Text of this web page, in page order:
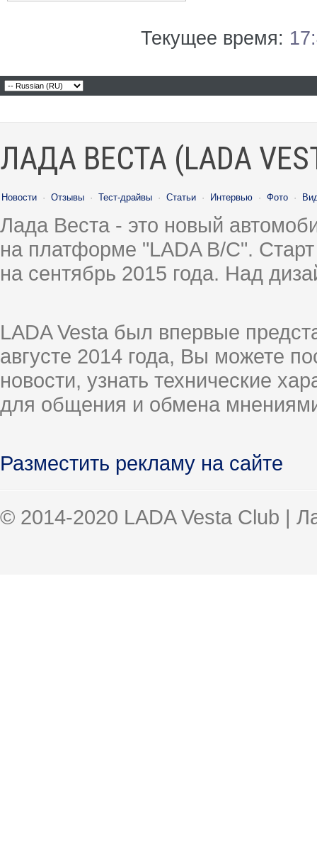
Текущее время:
ЛАДА ВЕСТА (LADA
Новости · Отзывы · Тест-драйвы · Статьи · Интервью · Фото ·
Лада Веста - это новый
на платформе "LADA B/C".
на сентябрь 2015 года. Над
LADA Vesta был впервые
августе 2014 года, Вы можете
новости, узнать технические
для общения и обмена
Разместить рекламу на сайте
© 2014-2020 LADA Vesta Club |